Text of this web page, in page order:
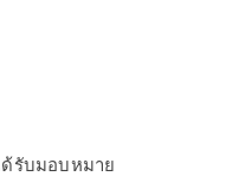
รับมอบหมาย